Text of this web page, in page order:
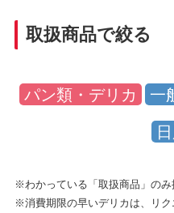
取扱商品で絞る
パン類・デリカ 一
※わかっている「取扱商品」のみ
※消費期限の早いデリカは、リ